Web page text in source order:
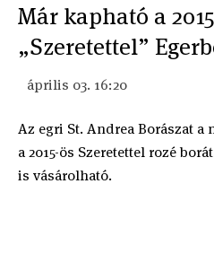
Már kapható a
„Szeretettel”
április 03. 16:20
Az egri St. Andrea Borászat
a 2015-ös Szeretettel rozé
is vásárolható.